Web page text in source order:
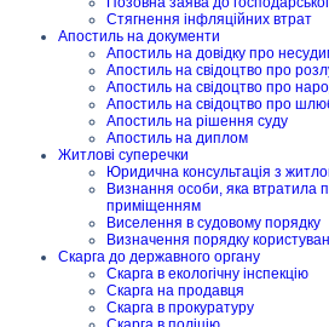
Стягнення інфляційних втрат
Апостиль на документи
Апостиль на довідку про
Апостиль на свідоцтво про
Апостиль на свідоцтво про
Апостиль на свідоцтво про
Апостиль на рішення суду
Апостиль на диплом
Житлові суперечки
Юридична консультація з
Визнання особи, яка втратила
приміщенням
Виселення в судовому порядку
Визначення порядку
Скарга до державного органу
Скарга в екологічну інспекцію
Скарга на продавця
Скарга в прокуратуру